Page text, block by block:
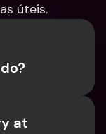
úteis.
at